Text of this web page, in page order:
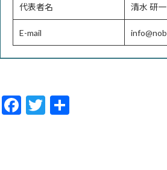
代表者名 清水 研一
E-mail
F
ac
T
w